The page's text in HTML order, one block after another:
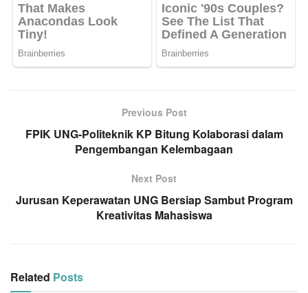
Previous Post
FPIK UNG-Politeknik KP Bitung Kolaborasi dalam
Pengembangan Kelembagaan
Next Post
Jurusan Keperawatan UNG Bersiap Sambut Program
Kreativitas Mahasiswa
Related Posts